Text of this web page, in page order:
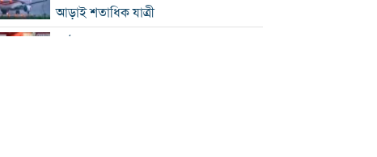
আড়াই শতাধিক যাত্রী